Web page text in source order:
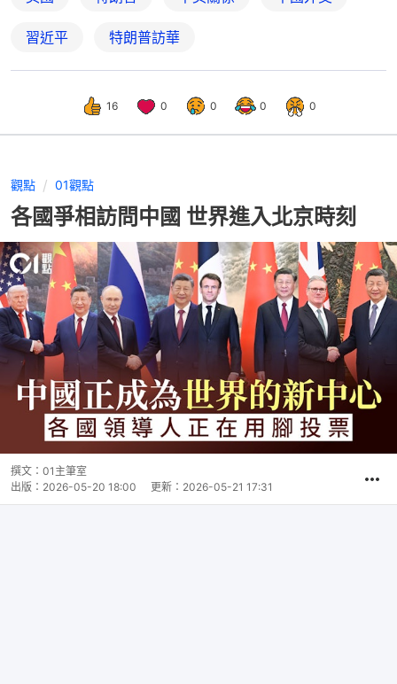
習近平 特朗普訪華
16 0 0 0 0
觀點 01觀點
各國爭相訪問中國 世界進入北京時刻
撰文： 01主筆室
出版： 2026-05-20 18:00 更新： 2026-05-21 17:31